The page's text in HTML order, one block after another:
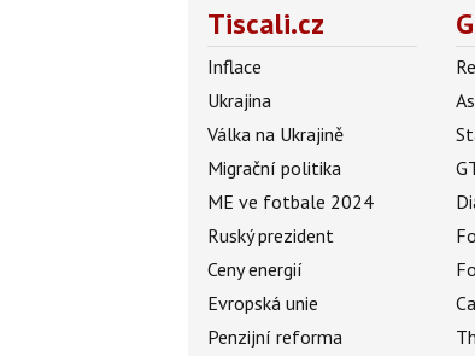
Tiscali.cz
Inflace
Ukrajina
Válka na Ukrajině
Migrační politika
ME ve fotbale 2024
Ruský prezident
Ceny energií
Evropská unie
Penzijní reforma